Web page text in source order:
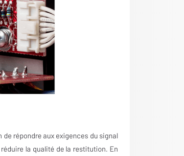
répondre aux exigences du signal
la qualité de la restitution. En